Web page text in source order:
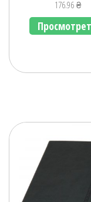
176.96₴